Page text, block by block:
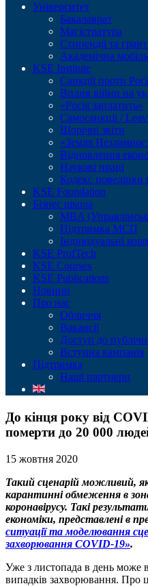
Університет
Бакалаврат
Магістратура
Стипендії та
Академічна
KSE Institute
Санкції проти
Вплив війни на
«Росія заплатить»
Самосанкції /
Щорічні звіти
«Земля
Відновлення
Наукові праці
Кодекс поведінки
KSE Foundation
Бізнес школа
MBA
Підтримка МСП
Індивідуальні
KSE ProfTech
KSE Courses
KSE Publications
Новини
Про нас
Обличчя
Вакансії
Доступ до
Вступна кампанія
Підтримка
Наші партнери
До кінця року від
померти до 20 000
15 жовтня 2020
Такий сценарій можливий,
карантинні обмеження в
коронавірусу. Такі
економіки, представлені в
ситуації та моделювання
захворювання COVID-19».
Уже з листопада в день може
випадків захворювання. Про